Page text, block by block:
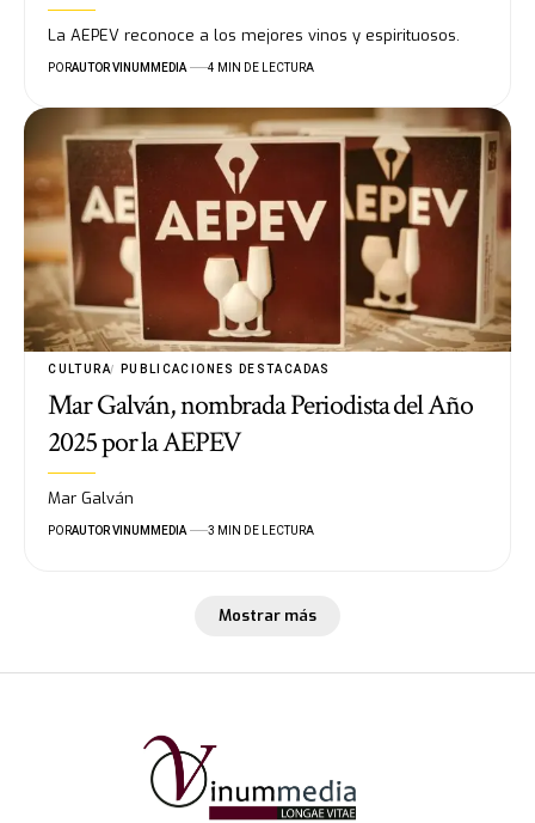
La AEPEV reconoce a los mejores vinos y espirituosos.
PORAUTOR VINUMMEDIA 4 MIN DE LECTURA
CULTURA PUBLICACIONES DESTACADAS
Mar Galván, nombrada Periodista del Año
2025 por la AEPEV
Mar Galván
PORAUTOR VINUMMEDIA 3 MIN DE LECTURA
Mostrar más